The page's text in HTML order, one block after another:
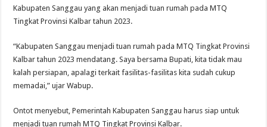
Kabupaten Sanggau yang akan menjadi tuan rumah pada MTQ
Tingkat Provinsi Kalbar tahun 2023.
“Kabupaten Sanggau menjadi tuan rumah pada MTQ Tingkat Provinsi
Kalbar tahun 2023 mendatang. Saya bersama Bupati, kita tidak mau
kalah persiapan, apalagi terkait fasilitas-fasilitas kita sudah cukup
memadai,” ujar Wabup.
Ontot menyebut, Pemerintah Kabupaten Sanggau harus siap untuk
menjadi tuan rumah MTQ Tingkat Provinsi Kalbar.